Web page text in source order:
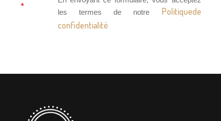
*
les termes de notre Politiquede
confidentialité